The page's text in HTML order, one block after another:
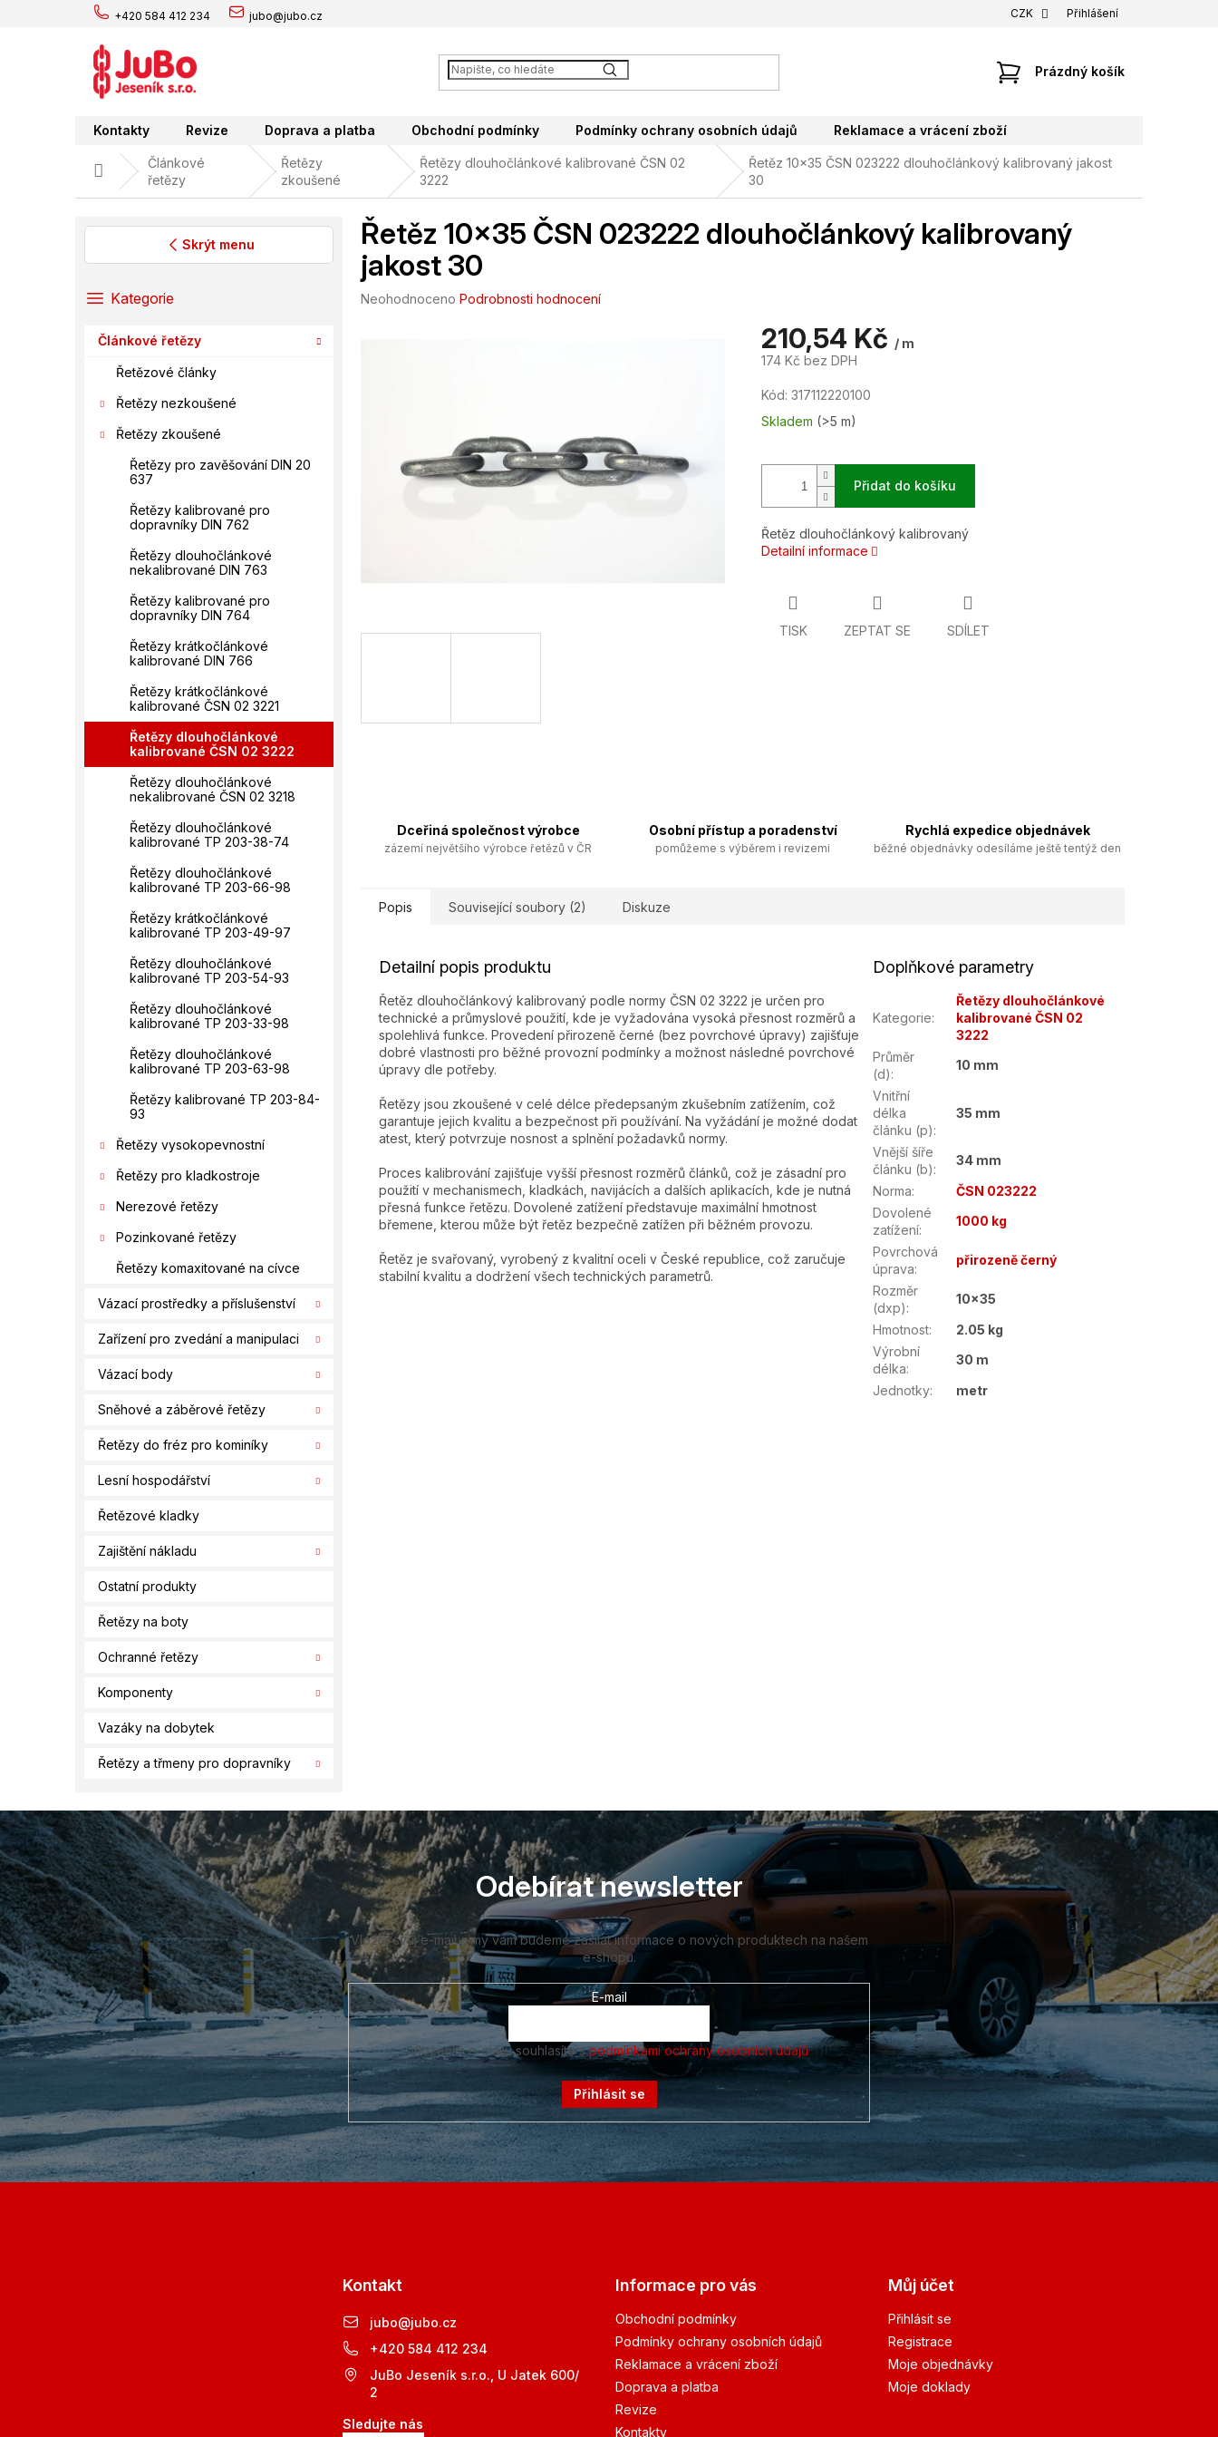
+420 584 412 234 jubo@jubo.cz CZK Přihlášení
NÁKUPNÍ
Prázdný košík
Kontakty Revize Doprava a platba Obchodní podmínky Podmínky ochrany osobních údajů Reklamace a vrácení zboží
Domů
Článkové
řetězy
Řetězy
zkoušené
Řetězy dlouhočlánkové kalibrované ČSN 02
3222
Řetěz 10x35 ČSN 023222 dlouhočlánkový kalibrovaný jakost
30
Skrýt menu
PřeskočitKategorie
Článkové řetězy
Řetězové články
Řetězy nezkoušené
Řetězy zkoušené
Řetězy pro zavěšování DIN 20
637
Řetězy kalibrované pro
dopravníky DIN 762
Řetězy dlouhočlánkové
nekalibrované DIN 763
Řetězy kalibrované pro
dopravníky DIN 764
Řetězy krátkočlánkové
kalibrované DIN 766
Řetězy krátkočlánkové
kalibrované ČSN 02 3221
Řetězy dlouhočlánkové
kalibrované ČSN 02 3222
Řetězy dlouhočlánkové
nekalibrované ČSN 02 3218
Řetězy dlouhočlánkové
kalibrované TP 203-38-74
Řetězy dlouhočlánkové
kalibrované TP 203-66-98
Řetězy krátkočlánkové
kalibrované TP 203-49-97
Řetězy dlouhočlánkové
kalibrované TP 203-54-93
Řetězy dlouhočlánkové
kalibrované TP 203-33-98
Řetězy dlouhočlánkové
kalibrované TP 203-63-98
Řetězy kalibrované TP 203-84-
93
Řetězy vysokopevnostní
Řetězy pro kladkostroje
Nerezové řetězy
Pozinkované řetězy
Řetězy komaxitované na cívce
Vázací prostředky a příslušenství
Zařízení pro zvedání a manipulaci
Vázací body
Sněhové a záběrové řetězy
Řetězy do fréz pro kominíky
Lesní hospodářství
Řetězové kladky
Zajištění nákladu
Ostatní produkty
Řetězy na boty
Ochranné řetězy
Komponenty
Vazáky na dobytek
Řetězy a třmeny pro dopravníky
Řetěz 10x35 ČSN 023222 dlouhočlánkový kalibrovaný
jakost 30
Průměrné
Neohodnoceno Podrobnosti hodnocení
210,54 Kč / m
174 Kč bez DPH
Měrná
cena:
Kód: 317112220100
Skladem (>5 m)
Přidat do košíku
Řetěz dlouhočlánkový kalibrovaný
Detailní informace
TISK ZEPTAT SE SDÍLET
Dceřiná společnost výrobce
zázemí největšího výrobce řetězů v ČR
Osobní přístup a poradenství
pomůžeme s výběrem i revizemi
Rychlá expedice objednávek
běžné objednávky odesíláme ještě tentýž den
Popis Související soubory (2) Diskuze
Detailní popis produktu
Řetěz dlouhočlánkový kalibrovaný podle normy ČSN 02 3222 je určen pro
technické a průmyslové použití, kde je vyžadována vysoká přesnost rozměrů a
spolehlivá funkce. Provedení přirozeně černé (bez povrchové úpravy) zajišťuje
dobré vlastnosti pro běžné provozní podmínky a možnost následné povrchové
úpravy dle potřeby.
Řetězy jsou zkoušené v celé délce předepsaným zkušebním zatížením, což
garantuje jejich kvalitu a bezpečnost při používání. Na vyžádání je možné dodat
atest, který potvrzuje nosnost a splnění požadavků normy.
Proces kalibrování zajišťuje vyšší přesnost rozměrů článků, což je zásadní pro
použití v mechanismech, kladkách, navijácích a dalších aplikacích, kde je nutná
přesná funkce řetězu. Dovolené zatížení představuje maximální hmotnost
břemene, kterou může být řetěz bezpečně zatížen při běžném provozu.
Řetěz je svařovaný, vyrobený z kvalitní oceli v České republice, což zaručuje
stabilní kvalitu a dodržení všech technických parametrů.
Doplňkové parametry
Kategorie:
Řetězy dlouhočlánkové
kalibrované ČSN 02
3222
Průměr
(d):
10 mm
Vnitřní
délka
článku (p):
35 mm
Vnější šíře
článku (b):
34 mm
Norma:
ČSN 023222
Dovolené
zatížení:
1000 kg
Povrchová
úprava:
přirozeně černý
Rozměr
(dxp):
10x35
Hmotnost:
2.05 kg
Výrobní
délka:
30 m
Jednotky: metr
Z
á
p
a
t
í
Odebírat newsletter
Vložte svůj e-mail a my vám budeme zasílat informace o nových produktech na našem
e-shopu.
E-mail
Vložením e-mailu souhlasíte spodmínkami ochrany osobních údajů
Přihlásit se
Kontakt
jubo@jubo.cz
+420 584 412 234
JuBo Jeseník s.r.o., U Jatek 600/
2
Sledujte nás
Informace pro vás
Obchodní podmínky
Podmínky ochrany osobních údajů
Reklamace a vrácení zboží
Doprava a platba
Revize
Kontakty
Můj účet
Přihlásit se
Registrace
Moje objednávky
Moje doklady